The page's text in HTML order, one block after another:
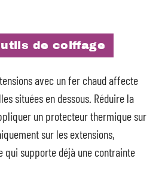
de coiffage
avec un fer chaud affecte
situées en dessous. Réduire la
un protecteur thermique sur
sur les extensions,
supporte déjà une contrainte